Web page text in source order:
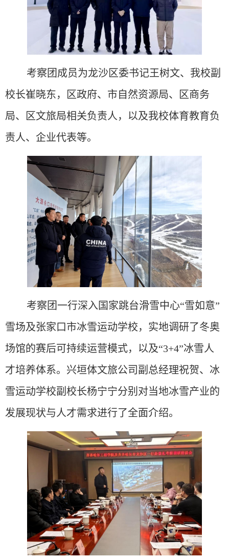
考察团成员为龙沙区委书记王树文、我校副
校长崔晓东，区政府、市自然资源局、区商务
局、区文旅局相关负责人，以及我校体育教育负
责人、企业代表等。
考察团一行深入国家跳台滑雪中心“雪如意”
雪场及张家口市冰雪运动学校，实地调研了冬奥
场馆的赛后可持续运营模式，以及“3+4”冰雪人
才培养体系。兴垣体文旅公司副总经理祝贺、冰
雪运动学校副校长杨宁宁分别对当地冰雪产业的
发展现状与人才需求进行了全面介绍。